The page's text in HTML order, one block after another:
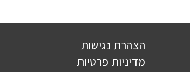
הצהרת נגישות
מדיניות פרטיות